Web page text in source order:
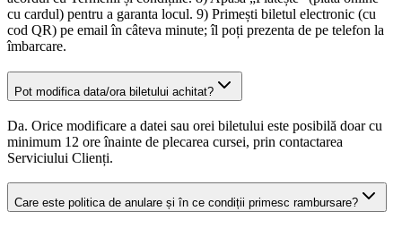
cu cardul) pentru a garanta locul. 9) Primești biletul electronic (cu
cod QR) pe email în câteva minute; îl poți prezenta de pe telefon la
îmbarcare.
Pot modifica data/ora biletului achitat?
Da. Orice modificare a datei sau orei biletului este posibilă doar cu
minimum 12 ore înainte de plecarea cursei, prin contactarea
Serviciului Clienți.
Care este politica de anulare și în ce condiții primesc rambursare?